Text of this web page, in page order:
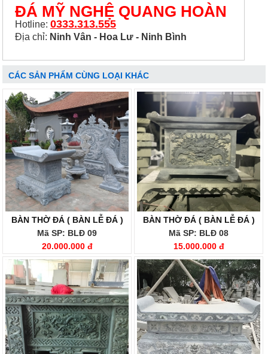
ĐÁ MỸ NGHỆ QUANG HOÀN
Hotline: 0333.313.555
Địa chỉ: Ninh Vân - Hoa Lư - Ninh Bình
CÁC SẢN PHẨM CÙNG LOẠI KHÁC
BÀN THỜ ĐÁ ( BÀN LỄ ĐÁ )
Mã SP: BLĐ 09
20.000.000 đ
BÀN THỜ ĐÁ ( BÀN LỄ ĐÁ )
Mã SP: BLĐ 08
15.000.000 đ